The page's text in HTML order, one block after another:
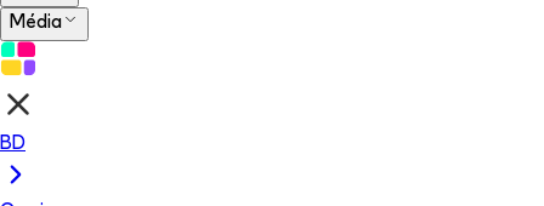
Média
BD